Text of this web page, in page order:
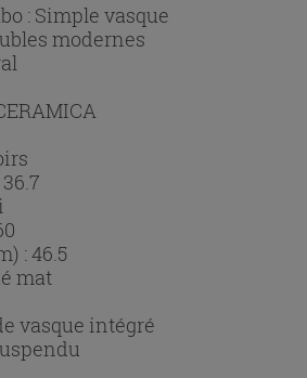
: Simple vasque
modernes
36.7
:46.5
mat
vasque intégré